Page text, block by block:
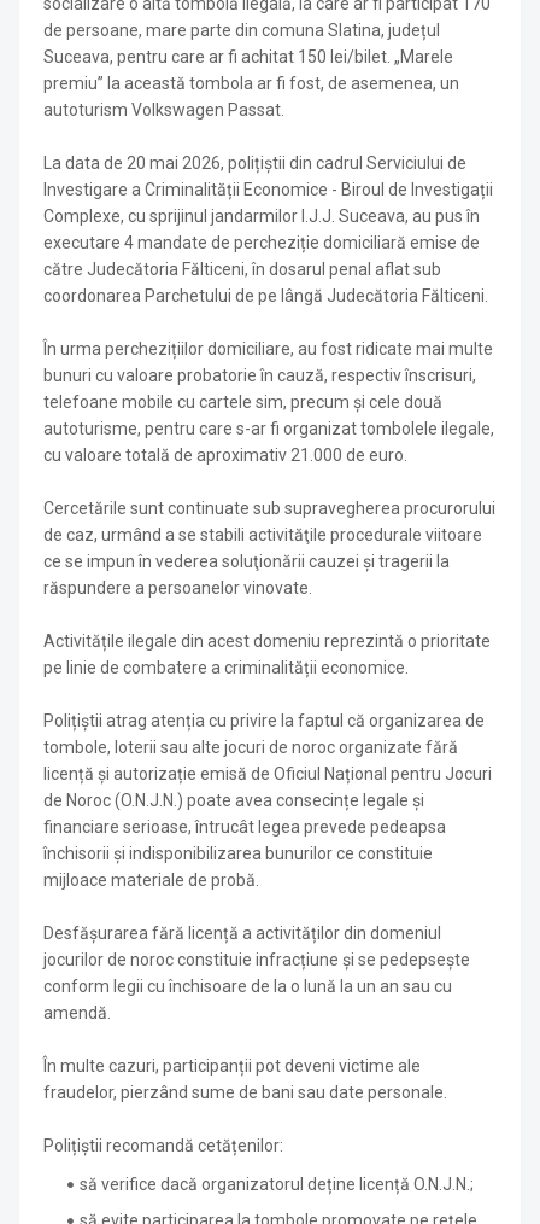
de persoane, mare parte din comuna Slatina, județul
Suceava, pentru care ar fi achitat 150 lei/bilet. „Marele
premiu” la această tombola ar fi fost, de asemenea, un
autoturism Volkswagen Passat.
La data de 20 mai 2026, polițiștii din cadrul Serviciului de
Investigare a Criminalității Economice - Biroul de Investigații
Complexe, cu sprijinul jandarmilor I.J.J. Suceava, au pus în
executare 4 mandate de percheziție domiciliară emise de
către Judecătoria Fălticeni, în dosarul penal aflat sub
coordonarea Parchetului de pe lângă Judecătoria Fălticeni.
În urma perchezițiilor domiciliare, au fost ridicate mai multe
bunuri cu valoare probatorie în cauză, respectiv înscrisuri,
telefoane mobile cu cartele sim, precum și cele două
autoturisme, pentru care s-ar fi organizat tombolele ilegale,
cu valoare totală de aproximativ 21.000 de euro.
Cercetările sunt continuate sub supravegherea procurorului
de caz, urmând a se stabili activităţile procedurale viitoare
ce se impun în vederea soluţionării cauzei și tragerii la
răspundere a persoanelor vinovate.
Activitățile ilegale din acest domeniu reprezintă o prioritate
pe linie de combatere a criminalității economice.
Polițiștii atrag atenția cu privire la faptul că organizarea de
tombole, loterii sau alte jocuri de noroc organizate fără
licență și autorizație emisă de Oficiul Național pentru Jocuri
de Noroc (O.N.J.N.) poate avea consecințe legale și
financiare serioase, întrucât legea prevede pedeapsa
închisorii și indisponibilizarea bunurilor ce constituie
mijloace materiale de probă.
Desfășurarea fără licență a activităților din domeniul
jocurilor de noroc constituie infracțiune și se pedepsește
conform legii cu închisoare de la o lună la un an sau cu
amendă.
În multe cazuri, participanții pot deveni victime ale
fraudelor, pierzând sume de bani sau date personale.
Polițiștii recomandă cetățenilor:
să verifice dacă organizatorul deține licență O.N.J.N.;